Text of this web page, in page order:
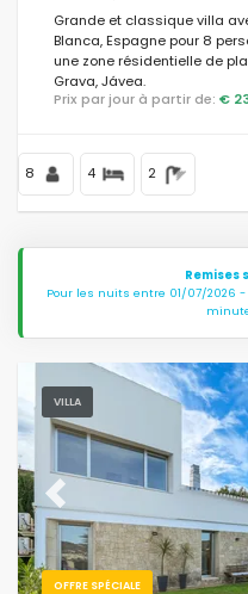
Grande et classique villa
Blanca, Espagne pour 8
une zone résidentielle de
Grava, Jávea.
Prix par jour à partir de: €
8 4 2
Remises
Pour les nuits entre 01/07/2026
VILLA
OFFRE SPÉCIALE
Previous